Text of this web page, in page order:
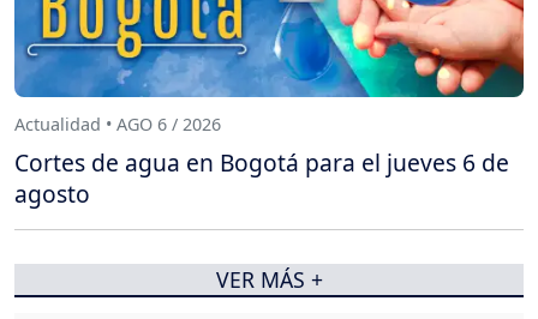
Actualidad • AGO 6 / 2026
Cortes de agua en Bogotá para el jueves 6 de
agosto
VER MÁS +